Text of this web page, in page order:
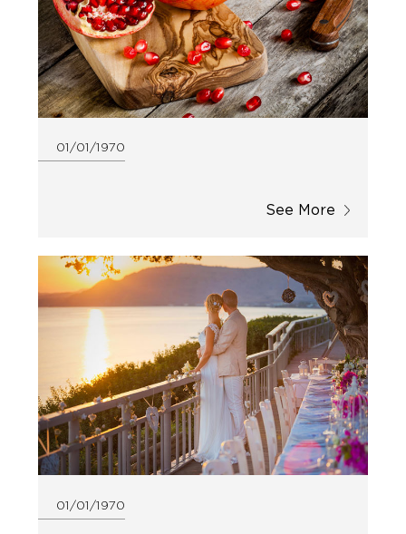
01/01/1970
See More
01/01/1970